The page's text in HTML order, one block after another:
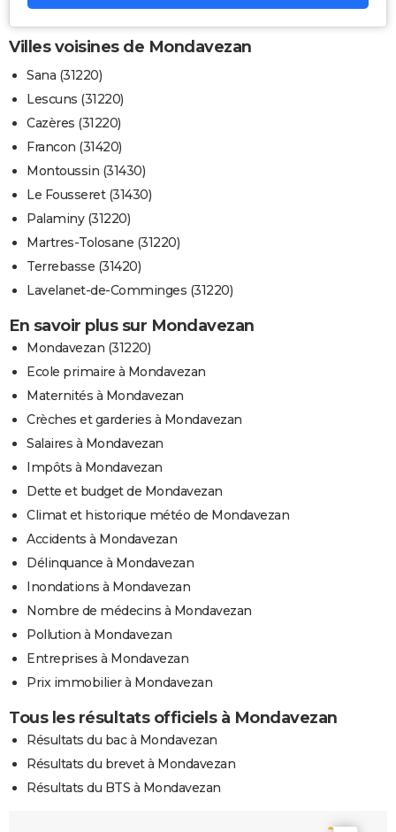
Villes voisines de Mondavezan
Sana (31220)
Lescuns (31220)
Cazères (31220)
Francon (31420)
Montoussin (31430)
Le Fousseret (31430)
Palaminy (31220)
Martres-Tolosane (31220)
Terrebasse (31420)
Lavelanet-de-Comminges (31220)
En savoir plus sur Mondavezan
Mondavezan (31220)
Ecole primaire à Mondavezan
Maternités à Mondavezan
Crèches et garderies à Mondavezan
Salaires à Mondavezan
Impôts à Mondavezan
Dette et budget de Mondavezan
Climat et historique météo de Mondavezan
Accidents à Mondavezan
Délinquance à Mondavezan
Inondations à Mondavezan
Nombre de médecins à Mondavezan
Pollution à Mondavezan
Entreprises à Mondavezan
Prix immobilier à Mondavezan
Tous les résultats officiels à Mondavezan
Résultats du bac à Mondavezan
Résultats du brevet à Mondavezan
Résultats du BTS à Mondavezan